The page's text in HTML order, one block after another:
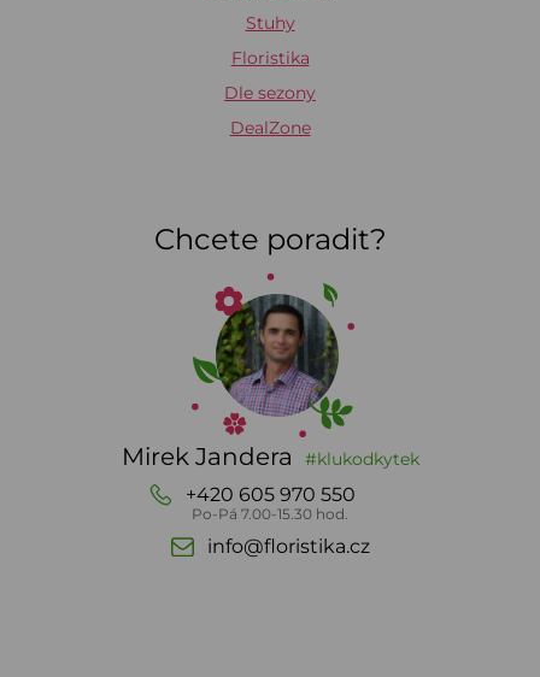
Stuhy
Floristika
Dle sezony
DealZone
Chcete poradit?
Mirek Jandera #klukodkytek
+420 605 970 550
Po-Pá 7.00-15.30 hod.
info@floristika.cz